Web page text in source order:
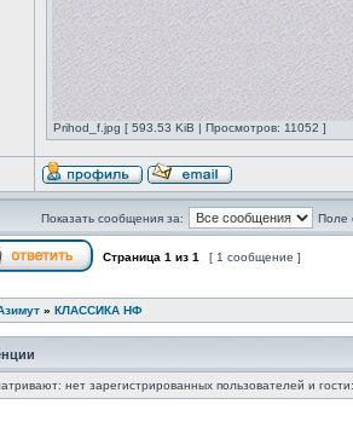
Prihod_f.jpg [ 593.53 KiB | Просмотров: 11052 ]
Показать сообщения за: Поле
Страница 1 из 1 [ 1 сообщение ]
» КЛАССИКА НФ
нет зарегистрированных пользователей и